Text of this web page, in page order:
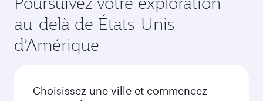
du vol au moment de la réservation.
saisonnière, de la popularité de l'itinéraire et de
la disponibilité des classes de voyage.
au-delà de États-Unis
d’Amérique
Choisissez une ville et commencez